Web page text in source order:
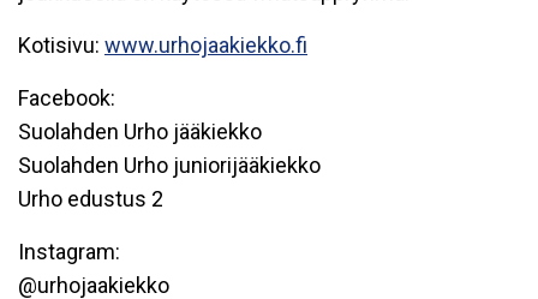
Kotisivu: www.urhojaakiekko.fi
Facebook:
Suolahden Urho jääkiekko
Suolahden Urho juniorijääkiekko
Urho edustus 2
Instagram:
@urhojaakiekko